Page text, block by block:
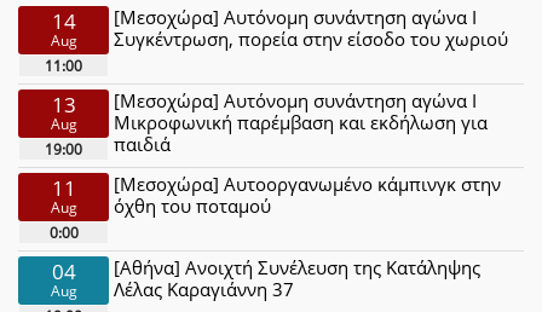
14
Aug
11:00
[Μεσοχώρα] Αυτόνομη συνάντηση αγώνα Ι
Συγκέντρωση, πορεία στην είσοδο του χωριού
13
Aug
19:00
[Μεσοχώρα] Αυτόνομη συνάντηση αγώνα Ι
Μικροφωνική παρέμβαση και εκδήλωση για
παιδιά
11
Aug
0:00
[Μεσοχώρα] Αυτοοργανωμένο κάμπινγκ στην
όχθη του ποταμού
04
Aug
[Αθήνα] Ανοιχτή Συνέλευση της Κατάληψης
Λέλας Καραγιάννη 37